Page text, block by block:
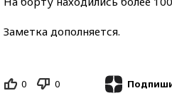
Заметка дополняется.
0 0